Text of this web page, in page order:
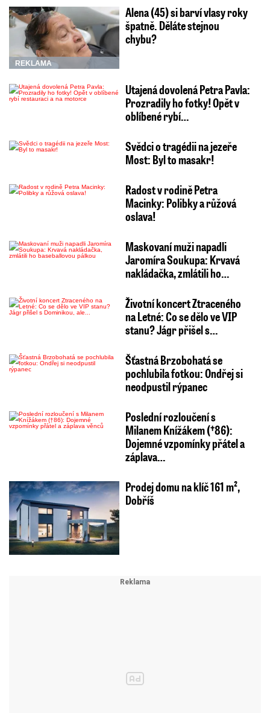
REKLAMA
Alena (45) si barví vlasy roky
špatně. Děláte stejnou
chybu?
Utajená dovolená Petra Pavla:
Prozradily ho fotky! Opět v
oblíbené rybí…
Svědci o tragédii na jezeře
Most: Byl to masakr!
Radost v rodině Petra
Macinky: Polibky a růžová
oslava!
Maskovaní muži napadli
Jaromíra Soukupa: Krvavá
nakládačka, zmlátili ho…
Životní koncert Ztraceného
na Letné: Co se dělo ve VIP
stanu? Jágr přišel s…
Šťastná Brzobohatá se
pochlubila fotkou: Ondřej si
neodpustil rýpanec
Poslední rozloučení s
Milanem Knížákem (†86):
Dojemné vzpomínky přátel a
záplava…
Prodej domu na klíč 161 m²,
Dobříš